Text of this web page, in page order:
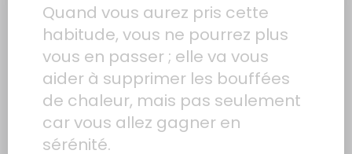
Quand vous aurez pris cette
habitude, vous ne pourrez plus
vous en passer ; elle va vous
aider à supprimer les bouffées
de chaleur, mais pas seulement
car vous allez gagner en
sérénité.